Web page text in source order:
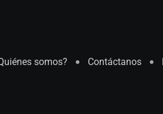
somos? Contáctanos